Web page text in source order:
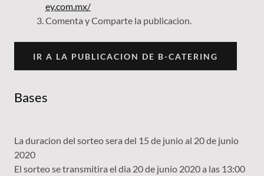
ey.com.mx/
Comenta y Comparte la publicacion.
IR A LA PUBLICACION DE B-CATERING
Bases
La duracion del sorteo sera del 15 de junio al 20 de junio
2020
El sorteo se transmitira el dia 20 de junio 2020 a las 13:00